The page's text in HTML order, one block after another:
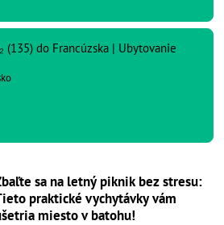
(135) do Francúzska | Ubytovanie
sa na letný piknik bez stresu:
praktické vychytávky vám
miesto v batohu!